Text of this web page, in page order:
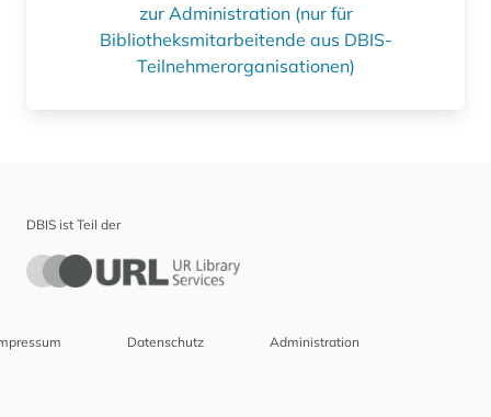
zur Administration (nur für
Bibliotheksmitarbeitende aus DBIS-
Teilnehmerorganisationen)
DBIS ist Teil der
Datenschutz Administration